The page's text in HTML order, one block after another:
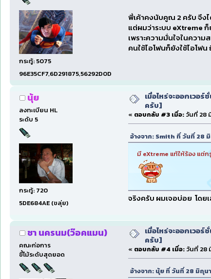
กระทู้: 5075
96E35CF7,6D291875,56292D0D
พี่เค้าคงนับคูณ 2 ครับ จึง
แต่ผมว่าระบบ eXtreme
เพราะความมั่นใจในควา
คนใช้ไอโฟนก็ยังใช้ไอโ
นุ้ย
ลงทะเบียน HL
ระดับ 5
กระทู้: 720
5DE684AE (ขลุ่ย)
เมื่อไหร่จะออกเวอ
ครับ]
« ตอบกลับ #3 เมื่อ: วันที่ 28
อ้างจาก: Smith ที่ วันที่ 28
มี eXtreme แท้ให้ร้อง แต่
จริงครับ ผมเจอบ่อย โดย
ชา นครนม(ว๊อคแมน)
คณะก่อการ
ขี้โม้ระดับสุดยอด
เมื่อไหร่จะออกเวอ
ครับ]
« ตอบกลับ #4 เมื่อ: วันที่ 28
อ้างจาก: นุ้ย ที่ วันที่ 28 มิถุ